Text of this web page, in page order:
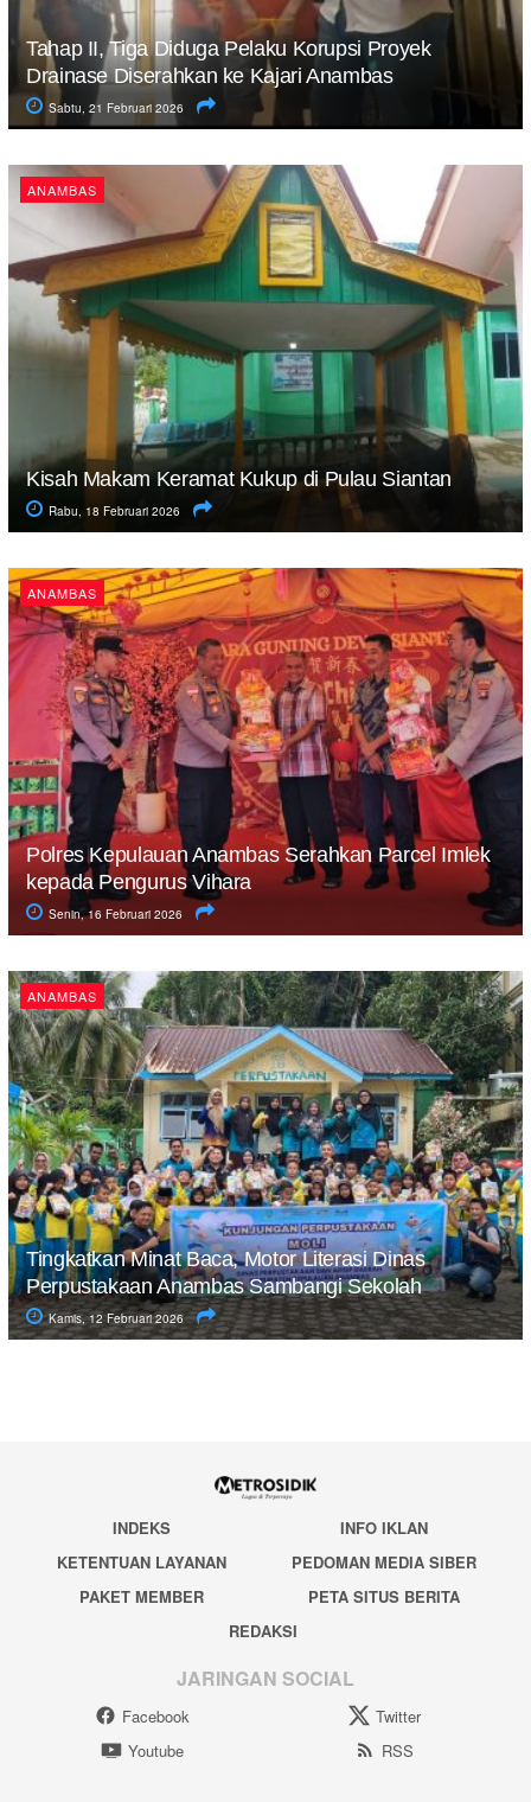
Tahap II, Tiga Diduga Pelaku Korupsi Proyek
Drainase Diserahkan ke Kajari Anambas
Sabtu, 21 Februari 2026
ANAMBAS
Kisah Makam Keramat Kukup di Pulau Siantan
Rabu, 18 Februari 2026
ANAMBAS
Polres Kepulauan Anambas Serahkan Parcel Imlek
kepada Pengurus Vihara
Senin, 16 Februari 2026
ANAMBAS
Tingkatkan Minat Baca, Motor Literasi Dinas
Perpustakaan Anambas Sambangi Sekolah
Kamis, 12 Februari 2026
INDEKS
INFO IKLAN
KETENTUAN LAYANAN
PEDOMAN MEDIA SIBER
PAKET MEMBER
PETA SITUS BERITA
REDAKSI
JARINGAN SOCIAL
Facebook
Twitter
Youtube
RSS